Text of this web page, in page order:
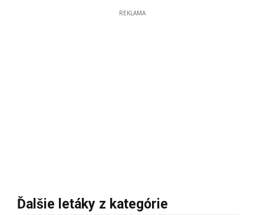
REKLAMA
Ďalšie letáky z kategórie